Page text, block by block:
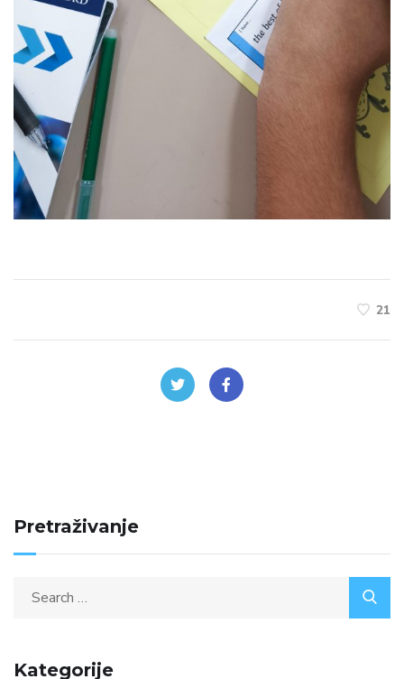
21
Pretraživanje
Kategorije